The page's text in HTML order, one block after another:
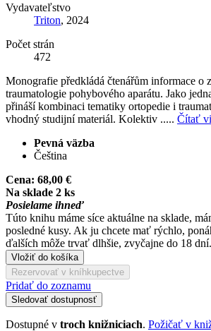
Vydavateľstvo
Triton, 2024
Počet strán
472
Monografie předkládá čtenářům informace o
traumatologie pohybového aparátu. Jako
přináší kombinaci tematiky ortopedie i
vhodný studijní materiál. Kolektiv ..... Čítať
Pevná väzba
Čeština
Cena: 68,00 €
Na sklade 2 ks
Posielame ihneď
Túto knihu máme síce aktuálne na sklade,
posledné kusy. Ak ju chcete mať rýchlo,
ďalších môže trvať dlhšie, zvyčajne do 18 dní.
Vložiť do košíka
Rezervovať v kníhkupectve
Pridať do zoznamu
Sledovať dostupnosť
Dostupné v troch knižniciach. Požičať v